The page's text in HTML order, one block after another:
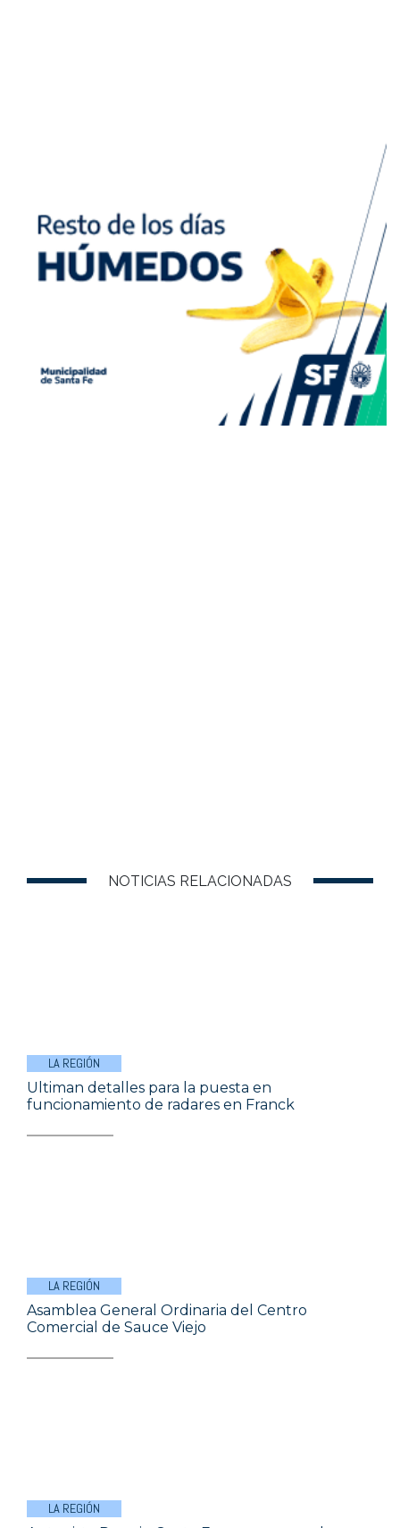
NOTICIAS RELACIONADAS
LA REGIÓN
Ultiman detalles para la puesta en
funcionamiento de radares en Franck
LA REGIÓN
Asamblea General Ordinaria del Centro
Comercial de Sauce Viejo
LA REGIÓN